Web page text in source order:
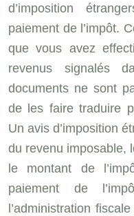
d’imposition
paiement de l’impôt.
que vous avez
revenus signalés
documents ne sont
de les faire traduire
Un avis d’imposition
du revenu imposable,
le montant de
paiement de
l’administration